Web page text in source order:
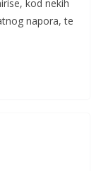
kod nekih
napora, te